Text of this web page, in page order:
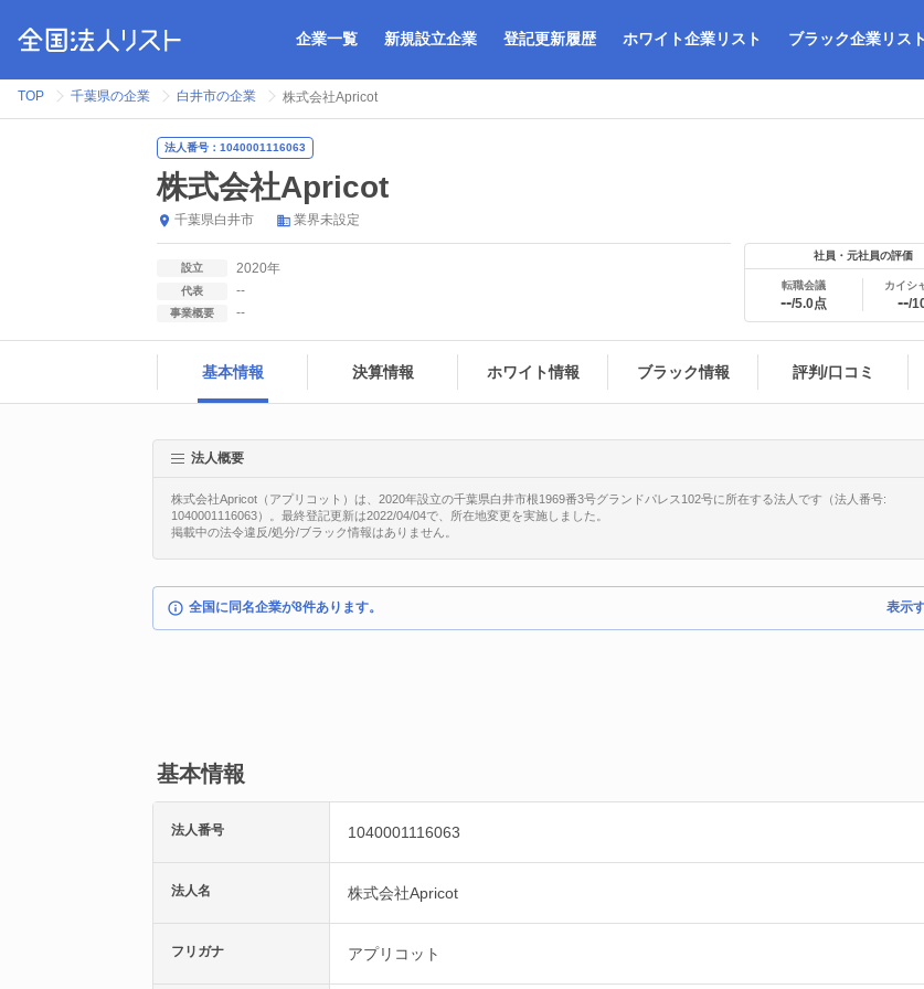
企業一覧 新規設立企業 登記更新履歴 ホワイト企業リスト ブラック企業リスト
TOP 千葉県の企業 白井市の企業 株式会社Apricot
法人番号：1040001116063
株式会社Apricot
千葉県白井市 業界未設定
設立 2020年
代表 --
事業概要 --
社員・元社員の評価
転職会議
--/5.0点
カイシ
--/
基本情報 決算情報 ホワイト情報 ブラック情報 評判/口コミ
法人概要
株式会社Apricot（アプリコット）は、2020年設立の千葉県白井市根1969番3号グランドパレス102号に所在する法人です（法人番号:
1040001116063）。最終登記更新は2022/04/04で、所在地変更を実施しました。
掲載中の法令違反/処分/ブラック情報はありません。
全国に同名企業が8件あります。 表示
基本情報
法人番号 1040001116063
法人名 株式会社Apricot
フリガナ アプリコット